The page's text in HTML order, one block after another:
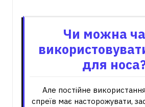
Чи можна
для
Але постійне
спреїв має насторожувати,